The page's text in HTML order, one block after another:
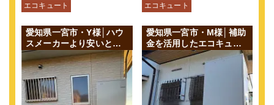
エコキュート
エコキュート
愛知県一宮市・Y様│ハウ
スメーカーより安いとの
ことでエコキュート交換
のご依頼をいただきまし
た
愛知県一宮市・M様│補助
金を活用したエコキュー
ト交換工事